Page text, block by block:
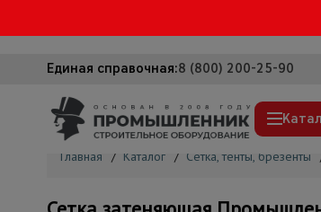
Единая справочная:8 (800) 200-25-90
Главная / Каталог / Сетка, тенты, брезенты